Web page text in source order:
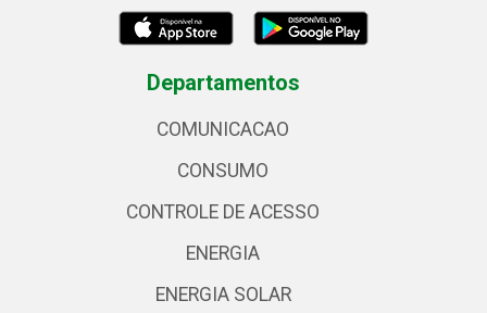
Departamentos
COMUNICACAO
CONSUMO
CONTROLE DE ACESSO
ENERGIA
ENERGIA SOLAR